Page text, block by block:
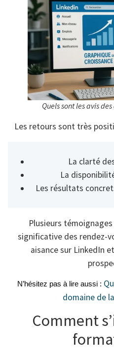
Quels sont les avis
Les retours sont très
La clarté
La
Les résultats
Plusieurs
significative des rendez-
aisance sur LinkedIn
N’hésitez pas à lire aussi :
domaine de
Comment